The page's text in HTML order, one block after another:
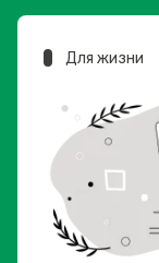
Для жизни